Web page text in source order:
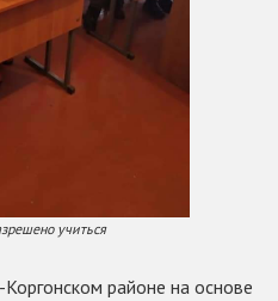
учиться
районе на основе